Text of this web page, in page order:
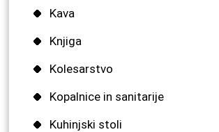
Kava
Knjiga
Kolesarstvo
Kopalnice in sanitarije
Kuhinjski stoli